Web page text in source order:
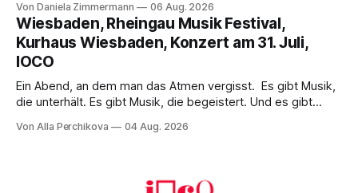
psychologische Tiefe mit starken Bildern, getragen von
einem spielfreudigen Ensemble und einer musikalisch
überzeugenden Gesamtleistung.
Von Daniela Zimmermann 06 Aug. 2026
Wiesbaden, Rheingau Musik Festival,
Kurhaus Wiesbaden, Konzert am 31. Juli,
IOCO
Ein Abend, an dem man das Atmen vergisst. Es gibt Musik,
die unterhält. Es gibt Musik, die begeistert. Und es gibt
Genau so war der Abend im Kurhaus Wiesbaden, an dem
Von Alla Perchikova 04 Aug. 2026